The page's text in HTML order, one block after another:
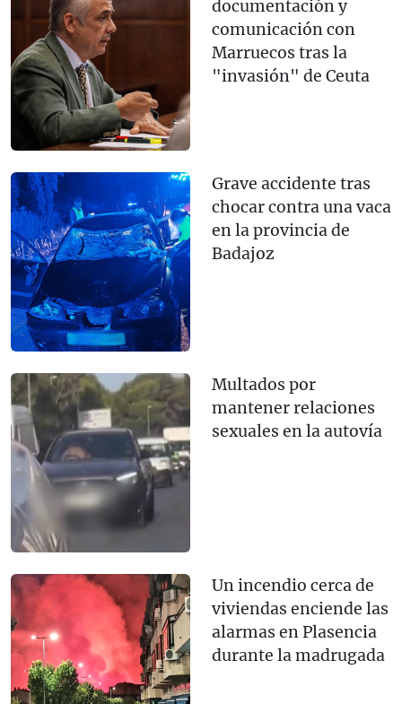
documentación y
comunicación con
Marruecos tras la
"invasión" de Ceuta
Grave accidente tras
chocar contra una vaca
en la provincia de
Badajoz
Multados por
mantener relaciones
sexuales en la autovía
Un incendio cerca de
viviendas enciende las
alarmas en Plasencia
durante la madrugada